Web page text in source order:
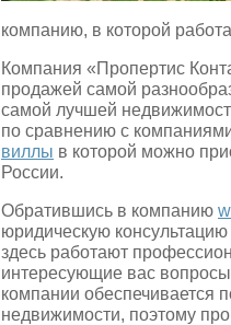
компанию, в которой
Компания «Пропертис
продажей самой
самой лучшей
по сравнению с
виллы в которой можно
России.
Обратившись в компанию
юридическую
здесь работают
интересующие вас
компании обеспечивается
недвижимости, поэтому